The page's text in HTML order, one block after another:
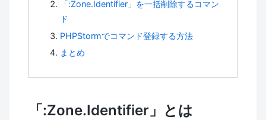
「:Zone.Identifier」を一括削除するコマン
ド
PHPStormでコマンド登録する方法
まとめ
「:Zone.Identifier」とは